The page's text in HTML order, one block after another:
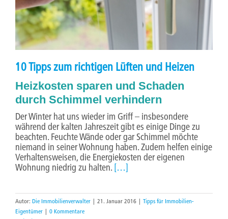
10 Tipps zum richtigen Lüften und Heizen
Heizkosten sparen und Schaden
durch Schimmel verhindern
Der Winter hat uns wieder im Griff – insbesondere
während der kalten Jahreszeit gibt es einige Dinge zu
beachten. Feuchte Wände oder gar Schimmel möchte
niemand in seiner Wohnung haben. Zudem helfen einige
Verhaltensweisen, die Energiekosten der eigenen
Wohnung niedrig zu halten. […]
Autor: Die Immobilienverwalter | 21. Januar 2016 | Tipps für Immobilien-
Eigentümer | 0 Kommentare